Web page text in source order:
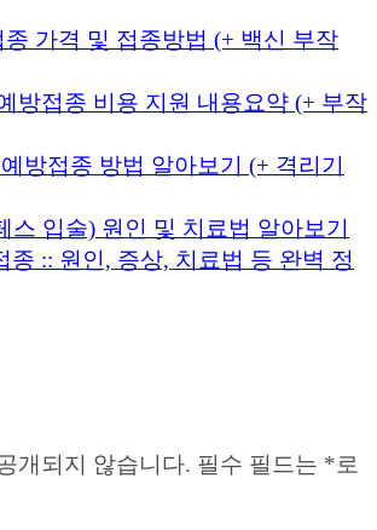
가격 및 접종방법 (+ 백신 부작
방접종 비용 지원 내용요약 (+ 부작
방접종 방법 알아보기 (+ 격리기
스 입술) 원인 및 치료법 알아보기
종 :: 원인, 증상, 치료법 등 완벽 정
개되지 않습니다. 필수 필드는 *로